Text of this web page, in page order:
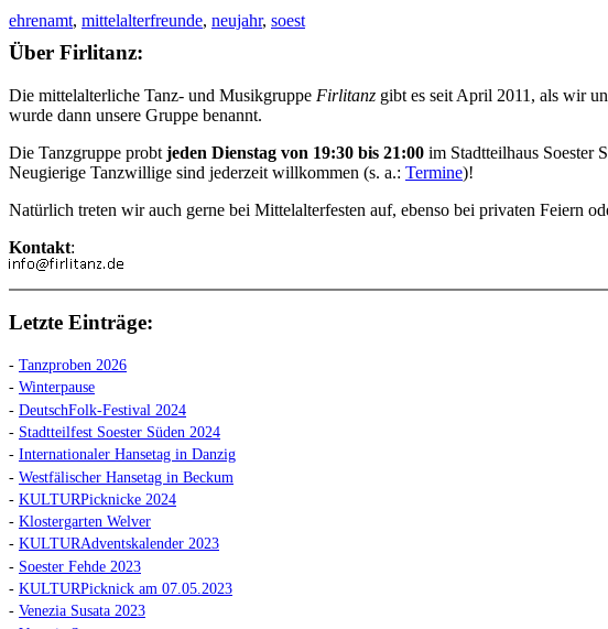
ehrenamt, mittelalterfreunde, neujahr, soest
Über Firlitanz:
Die mittelalterliche Tanz- und Musikgruppe Firlitanz gibt es seit April 2011, als wir
wurde dann unsere Gruppe benannt.
Die Tanzgruppe probt jeden Dienstag von 19:30 bis 21:00 im Stadtteilhaus Soester
Neugierige Tanzwillige sind jederzeit willkommen (s. a.: Termine)!
Natürlich treten wir auch gerne bei Mittelalterfesten auf, ebenso bei privaten Feiern
Kontakt:
Letzte Einträge:
- Tanzproben 2026
- Winterpause
- DeutschFolk-Festival 2024
- Stadtteilfest Soester Süden 2024
- Internationaler Hansetag in Danzig
- Westfälischer Hansetag in Beckum
- KULTURPicknicke 2024
- Klostergarten Welver
- KULTURAdventskalender 2023
- Soester Fehde 2023
- KULTURPicknick am 07.05.2023
- Venezia Susata 2023